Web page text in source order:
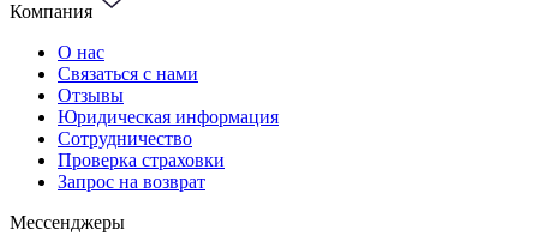
Компания
О нас
Связаться с нами
Отзывы
Юридическая информация
Сотрудничество
Проверка страховки
Запрос на возврат
Мессенджеры